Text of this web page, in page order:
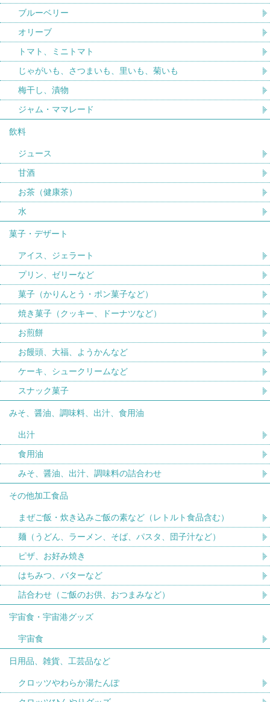
ブルーベリー
オリーブ
トマト、ミニトマト
じゃがいも、さつまいも、里いも、菊いも
梅干し、漬物
ジャム・ママレード
飲料
ジュース
甘酒
お茶（健康茶）
水
菓子・デザート
アイス、ジェラート
プリン、ゼリーなど
菓子（かりんとう・ポン菓子など）
焼き菓子（クッキー、ドーナツなど）
お煎餅
お饅頭、大福、ようかんなど
ケーキ、シュークリームなど
スナック菓子
みそ、醤油、調味料、出汁、食用油
出汁
食用油
みそ、醤油、出汁、調味料の詰合わせ
その他加工食品
まぜご飯・炊き込みご飯の素など（レトルト食品含む）
麺（うどん、ラーメン、そば、パスタ、団子汁など）
ピザ、お好み焼き
はちみつ、バターなど
詰合わせ（ご飯のお供、おつまみなど）
宇宙食・宇宙港グッズ
宇宙食
日用品、雑貨、工芸品など
クロッツやわらか湯たんぽ